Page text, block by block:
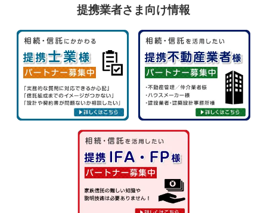
提携業者さま向け情報